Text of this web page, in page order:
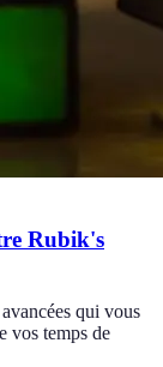
Rubik's
qui vous
vos temps de